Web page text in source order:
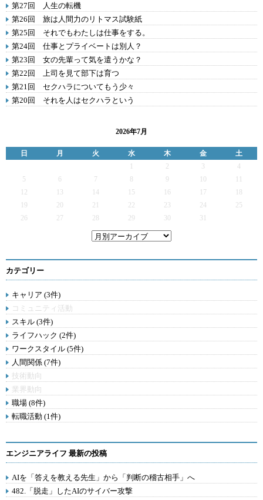
第27回 人生の転機
第26回 旅は人間力のリトマス試験紙
第25回 それでもわたしは仕事をする。
第24回 仕事とプライベートは別人？
第23回 女の先輩って気を遣うかな？
第22回 上司を見て部下は育つ
第21回 セクハラについてもう少々
第20回 それを人はセクハラという
2026年7月
日 月 火 水 木 金
土
2 3
4
5
6 7 9
12
13 14 15 16 17
19
20 21 22 23 24
25
26
27 28 29 30 31
カテゴリー
キャリア (3件)
コミュニティ活動
スキル (3件)
ライフハック (2件)
ワークスタイル (5件)
人間関係 (7件)
技術動向
業界動向
職場 (8件)
転職活動 (1件)
エンジニアライフ 最新の投稿
AIを「答えを教える先生」から「判断の稽古相手」へ
482.「脱走」したAIのサイバー攻撃